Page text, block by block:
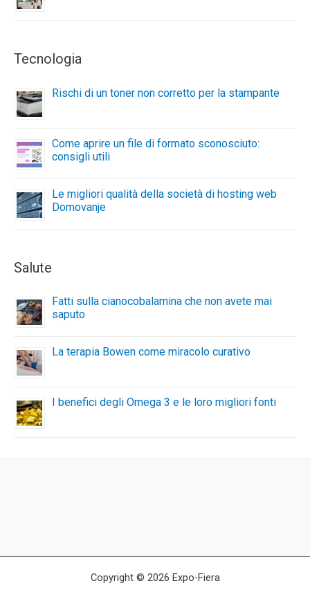
Tecnologia
Rischi di un toner non corretto per la stampante
Come aprire un file di formato sconosciuto:
consigli utili
Le migliori qualità della società di hosting web
Domovanje
Salute
Fatti sulla cianocobalamina che non avete mai
saputo
La terapia Bowen come miracolo curativo
I benefici degli Omega 3 e le loro migliori fonti
Copyright © 2026 Expo-Fiera